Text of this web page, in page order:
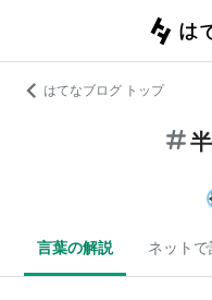
はてなブログ トップ
言葉の解説 ネットで